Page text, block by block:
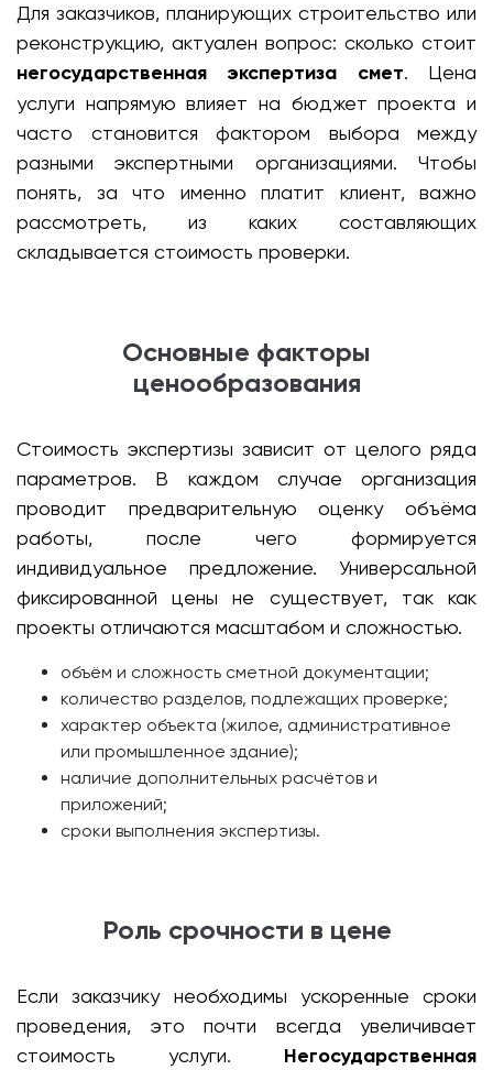
Для заказчиков, планирующих строительство или
реконструкцию, актуален вопрос: сколько стоит
негосударственная экспертиза смет. Цена
услуги напрямую влияет на бюджет проекта и
часто становится фактором выбора между
разными экспертными организациями. Чтобы
понять, за что именно платит клиент, важно
рассмотреть, из каких составляющих
складывается стоимость проверки.
Основные факторы
ценообразования
Стоимость экспертизы зависит от целого ряда
параметров. В каждом случае организация
проводит предварительную оценку объёма
работы, после чего формируется
индивидуальное предложение. Универсальной
фиксированной цены не существует, так как
проекты отличаются масштабом и сложностью.
объём и сложность сметной документации;
количество разделов, подлежащих проверке;
характер объекта (жилое, административное
или промышленное здание);
наличие дополнительных расчётов и
приложений;
сроки выполнения экспертизы.
Роль срочности в цене
Если заказчику необходимы ускоренные сроки
проведения, это почти всегда увеличивает
стоимость услуги. Негосударственная